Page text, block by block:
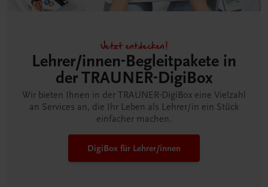
Jetzt entdecken!
Lehrer/innen-Begleitpakete in
der TRAUNER-DigiBox
Wir bieten Ihnen in der TRAUNER-DigiBox eine Vielzahl
an Services an, die Ihr Leben als Lehrer/in ein Stück
einfacher machen.
DigiBox für Lehrer/innen